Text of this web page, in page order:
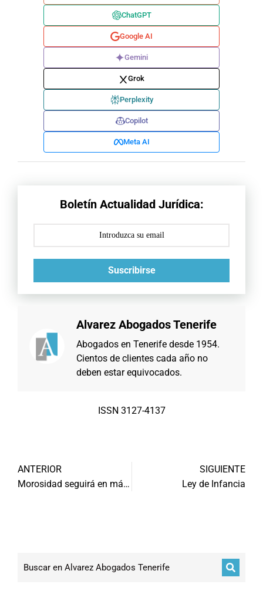
ChatGPT
Google AI
Gemini
Grok
Perplexity
Copilot
Meta AI
Boletín Actualidad Jurídica:
Suscribirse
Alvarez Abogados Tenerife
Abogados en Tenerife desde 1954.
Cientos de clientes cada año no
deben estar equivocados.
ISSN 3127-4137
ANTERIOR
Morosidad seguirá en máximos en España
SIGUIENTE
Ley de Infancia